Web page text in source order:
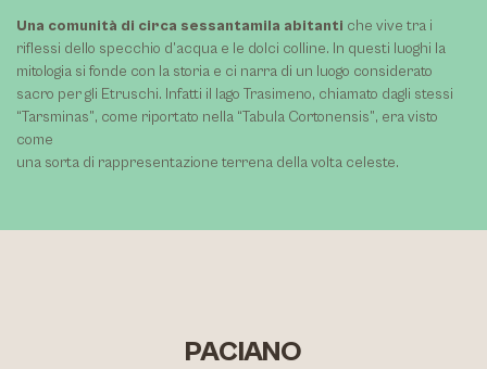
Una comunità di circa sessantamila abitanti che vive tra i
riflessi dello specchio d’acqua e le dolci colline. In questi luoghi la
mitologia si fonde con la storia e ci narra di un luogo considerato
sacro per gli Etruschi. Infatti il lago Trasimeno, chiamato dagli stessi
“Tarsminas”, come riportato nella “Tabula Cortonensis”, era visto
come
una sorta di rappresentazione terrena della volta celeste.
PACIANO